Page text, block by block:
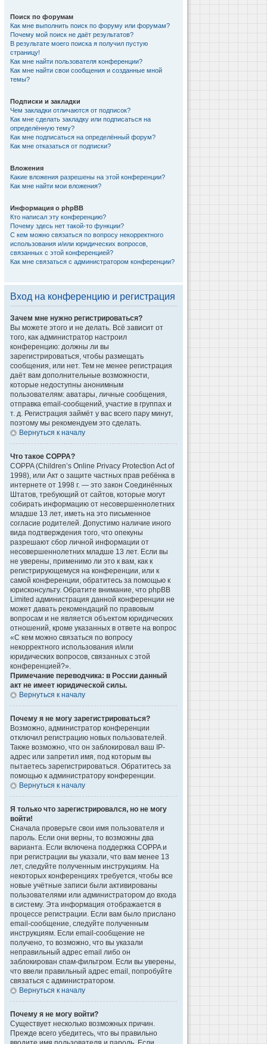
Поиск по форумам
Как мне выполнить поиск по форуму или форумам?
Почему мой поиск не даёт результатов?
В результате моего поиска я получил пустую
страницу!
Как мне найти пользователя конференции?
Как мне найти свои сообщения и созданные мной
темы?
Подписки и закладки
Чем закладки отличаются от подписок?
Как мне сделать закладку или подписаться на
определённую тему?
Как мне подписаться на определённый форум?
Как мне отказаться от подписки?
Вложения
Какие вложения разрешены на этой конференции?
Как мне найти мои вложения?
Информация о phpBB
Кто написал эту конференцию?
Почему здесь нет такой-то функции?
С кем можно связаться по вопросу некорректного
использования и/или юридических вопросов,
связанных с этой конференцией?
Как мне связаться с администратором конференции?
Вход на конференцию и регистрация
Зачем мне нужно регистрироваться?
Вы можете этого и не делать. Всё зависит от
того, как администратор настроил
конференцию: должны ли вы
зарегистрироваться, чтобы размещать
сообщения, или нет. Тем не менее регистрация
даёт вам дополнительные возможности,
которые недоступны анонимным
пользователям: аватары, личные сообщения,
отправка email-сообщений, участие в группах и
т. д. Регистрация займёт у вас всего пару минут,
поэтому мы рекомендуем это сделать.
Вернуться к началу
Что такое COPPA?
COPPA (Children’s Online Privacy Protection Act of
1998), или Акт о защите частных прав ребёнка в
интернете от 1998 г. — это закон Соединённых
Штатов, требующий от сайтов, которые могут
собирать информацию от несовершеннолетних
младше 13 лет, иметь на это письменное
согласие родителей. Допустимо наличие иного
вида подтверждения того, что опекуны
разрешают сбор личной информации от
несовершеннолетних младше 13 лет. Если вы
не уверены, применимо ли это к вам, как к
регистрирующемуся на конференции, или к
самой конференции, обратитесь за помощью к
юрисконсульту. Обратите внимание, что phpBB
Limited администрация данной конференции не
может давать рекомендаций по правовым
вопросам и не является объектом юридических
отношений, кроме указанных в ответе на вопрос
«С кем можно связаться по вопросу
некорректного использования и/или
юридических вопросов, связанных с этой
конференцией?».
Примечание переводчика: в России данный
акт не имеет юридической силы.
Вернуться к началу
Почему я не могу зарегистрироваться?
Возможно, администратор конференции
отключил регистрацию новых пользователей.
Также возможно, что он заблокировал ваш IP-
адрес или запретил имя, под которым вы
пытаетесь зарегистрироваться. Обратитесь за
помощью к администратору конференции.
Вернуться к началу
Я только что зарегистрировался, но не могу
войти!
Сначала проверьте свои имя пользователя и
пароль. Если они верны, то возможны два
варианта. Если включена поддержка COPPA и
при регистрации вы указали, что вам менее 13
лет, следуйте полученным инструкциям. На
некоторых конференциях требуется, чтобы все
новые учётные записи были активированы
пользователями или администратором до входа
в систему. Эта информация отображается в
процессе регистрации. Если вам было прислано
email-сообщение, следуйте полученным
инструкциям. Если email-сообщение не
получено, то возможно, что вы указали
неправильный адрес email либо он
заблокирован спам-фильтром. Если вы уверены,
что ввели правильный адрес email, попробуйте
связаться с администратором.
Вернуться к началу
Почему я не могу войти?
Существует несколько возможных причин.
Прежде всего убедитесь, что вы правильно